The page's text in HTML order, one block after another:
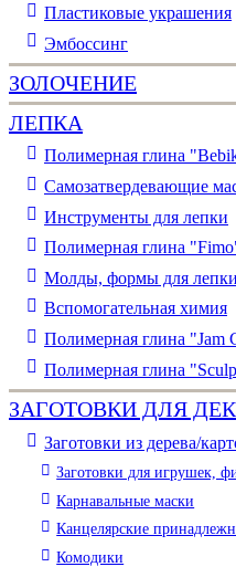
Пластиковые украшения
Эмбоссинг
ЗОЛОЧЕНИЕ
ЛЕПКА
Полимерная глина
Самозатвердевающие
Инструменты для лепки
Полимерная глина
Молды, формы для
Вспомогательная химия
Полимерная глина "Jam
Полимерная глина
ЗАГОТОВКИ ДЛЯ
Заготовки из дерева/
Заготовки для игрушек,
Карнавальные маски
Канцелярские
Комодики